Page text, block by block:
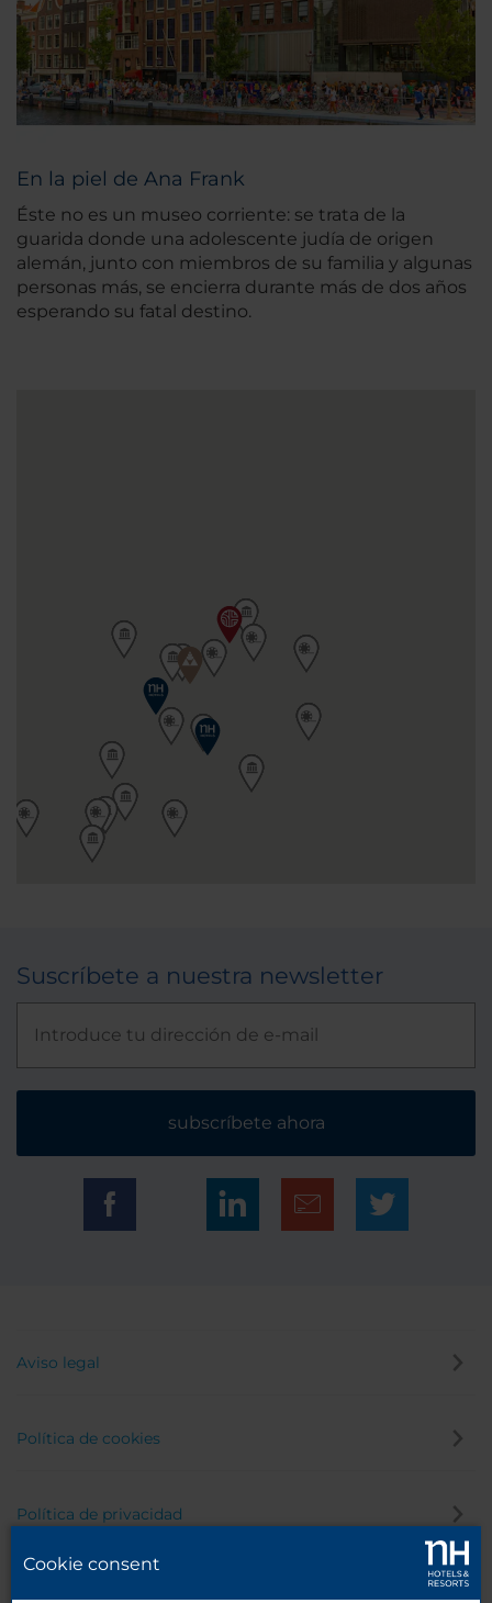
En la piel de Ana Frank
Éste no es un museo corriente: se trata de la
guarida donde una adolescente judía de origen
alemán, junto con miembros de su familia y algunas
personas más, se encierra durante más de dos años
esperando su fatal destino.
Suscríbete a nuestra newsletter
subscríbete ahora
Aviso legal
Política de cookies
Política de privacidad
Cookie consent